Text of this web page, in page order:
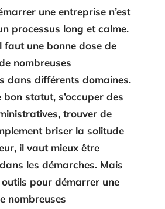
une entreprise n’est
processus long et calme.
faut une bonne dose de
nombreuses
dans différents domaines.
bon statut, s’occuper des
trouver de
briser la solitude
il vaut mieux être
les démarches. Mais
pour démarrer une
nombreuses